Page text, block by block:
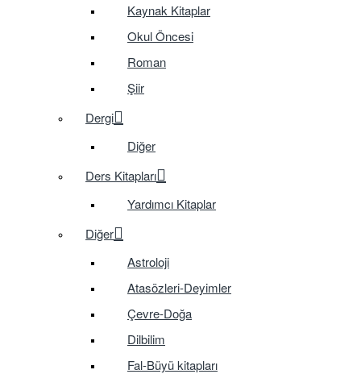
Kaynak Kitaplar
Okul Öncesi
Roman
Şiir
Dergi
Diğer
Ders Kitapları
Yardımcı Kitaplar
Diğer
Astroloji
Atasözleri-Deyimler
Çevre-Doğa
Dilbilim
Fal-Büyü kitapları